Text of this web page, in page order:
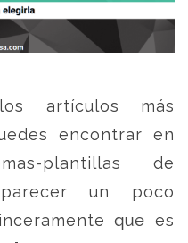
artículos más
encontrar en
plantillas de
un poco
que es